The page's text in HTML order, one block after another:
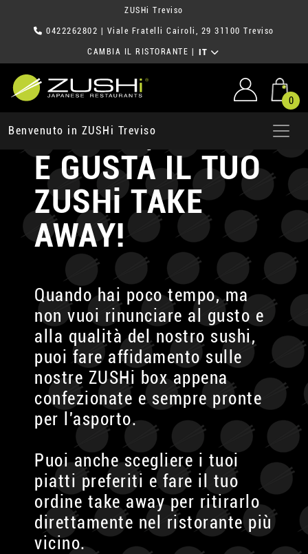
ZUSHi Treviso
0422262802 | Viale Fratelli Cairoli, 29 31100 Treviso
CAMBIA IL RISTORANTE IT
0
Benvenuto in ZUSHi Treviso
ORDINA, PRENDI
E GUSTAIL TUO
ZUSHi TAKE
AWAY!
Quando hai poco tempo, ma
non vuoi rinunciare al gusto e
alla qualità del nostro sushi,
puoi fare affidamento sulle
nostre ZUSHi box appena
confezionate e sempre pronte
per l'asporto.
Puoi anche scegliere i tuoi
piatti preferiti e fare il tuo
ordine take away per ritirarlo
direttamente nel ristorante più
vicino.